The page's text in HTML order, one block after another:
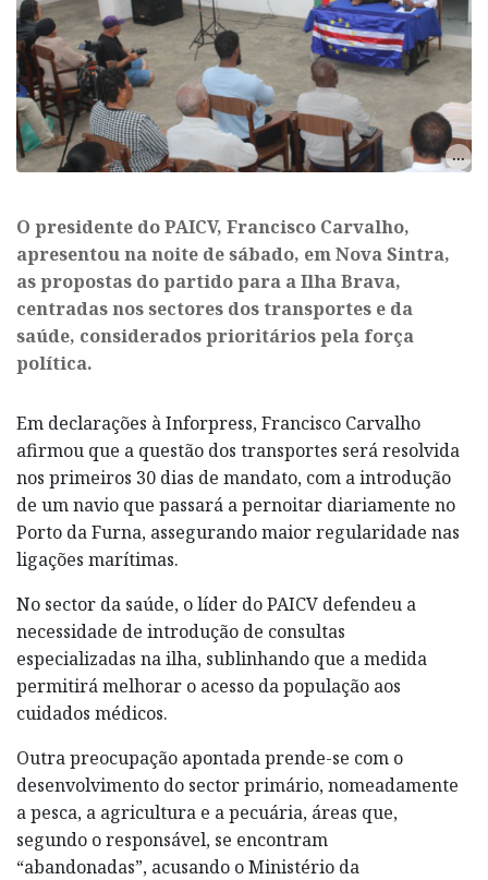
O presidente do PAICV, Francisco Carvalho,
apresentou na noite de sábado, em Nova Sintra,
as propostas do partido para a Ilha Brava,
centradas nos sectores dos transportes e da
saúde, considerados prioritários pela força
política.
Em declarações à Inforpress, Francisco Carvalho
afirmou que a questão dos transportes será resolvida
nos primeiros 30 dias de mandato, com a introdução
de um navio que passará a pernoitar diariamente no
Porto da Furna, assegurando maior regularidade nas
ligações marítimas.
No sector da saúde, o líder do PAICV defendeu a
necessidade de introdução de consultas
especializadas na ilha, sublinhando que a medida
permitirá melhorar o acesso da população aos
cuidados médicos.
Outra preocupação apontada prende-se com o
desenvolvimento do sector primário, nomeadamente
a pesca, a agricultura e a pecuária, áreas que,
segundo o responsável, se encontram
“abandonadas”, acusando o Ministério da